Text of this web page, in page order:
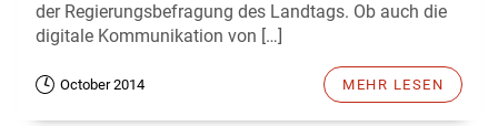
der Regierungsbefragung des Landtags. Ob auch die
digitale Kommunikation von […]
October 2014 MEHR LESEN